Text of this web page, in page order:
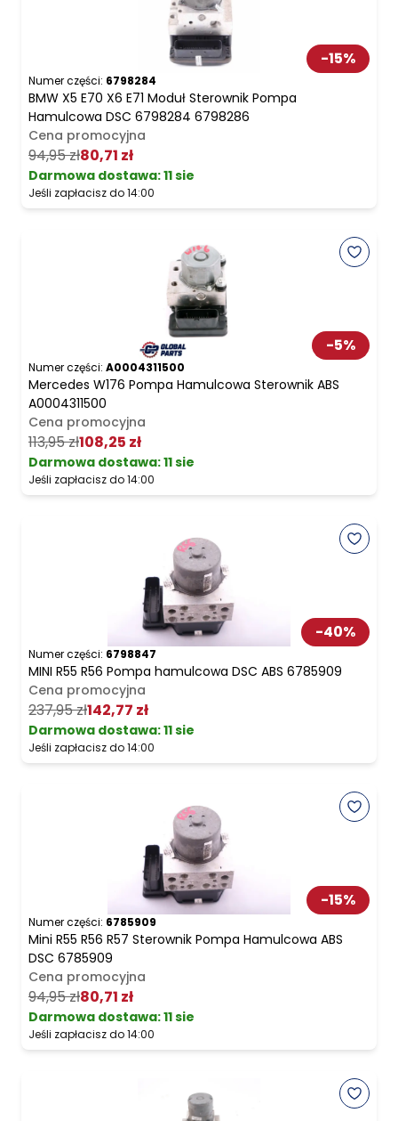
-15%
Numer części: 6798284
BMW X5 E70 X6 E71 Moduł Sterownik Pompa
Hamulcowa DSC 6798284 6798286
Cena promocyjna
94,95 zł80,71 zł
Darmowa dostawa:11 sie
Jeśli zapłacisz do 14:00
-5%
Numer części: A0004311500
Mercedes W176 Pompa Hamulcowa Sterownik ABS
A0004311500
Cena promocyjna
113,95 zł108,25 zł
Darmowa dostawa:11 sie
Jeśli zapłacisz do 14:00
-40%
Numer części: 6798847
MINI R55 R56 Pompa hamulcowa DSC ABS 6785909
Cena promocyjna
237,95 zł142,77 zł
Darmowa dostawa:11 sie
Jeśli zapłacisz do 14:00
-15%
Numer części: 6785909
Mini R55 R56 R57 Sterownik Pompa Hamulcowa ABS
DSC 6785909
Cena promocyjna
94,95 zł80,71 zł
Darmowa dostawa:11 sie
Jeśli zapłacisz do 14:00